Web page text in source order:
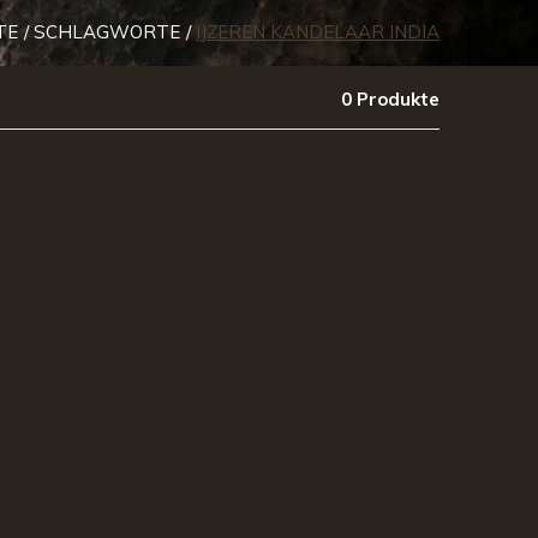
SCHLAGWORTE IJZEREN KANDELAAR INDIA
0 Produkte